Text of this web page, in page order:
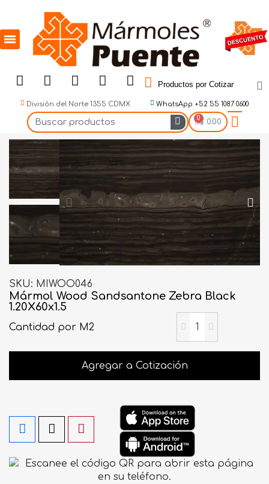
Productos por Cotizar
División del Norte 1355 CDMX WhatsApp +52 55 1087 0600
$ 0.00
SKU MIWOO046
Mármol Wood Sandsantone Zebra Black
1.20X60x1.5
Cantidad por M2
Agregar a Cotización